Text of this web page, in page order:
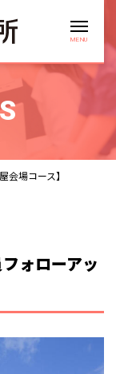
会場コース】
ォローアッ